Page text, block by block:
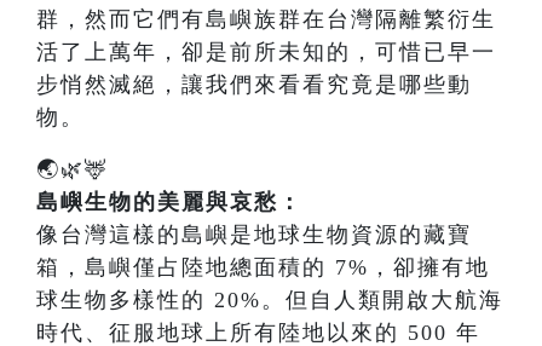
群，然而它們有島嶼族群在台灣隔離繁衍生
活了上萬年，卻是前所未知的，可惜已早一
步悄然滅絕，讓我們來看看究竟是哪些動
物。
🌏🌿🦌
島嶼生物的美麗與哀愁：
像台灣這樣的島嶼是地球生物資源的藏寶
箱，島嶼僅占陸地總面積的 7%，卻擁有地
球生物多樣性的 20%。但自人類開啟大航海
時代、征服地球上所有陸地以來的 500 年